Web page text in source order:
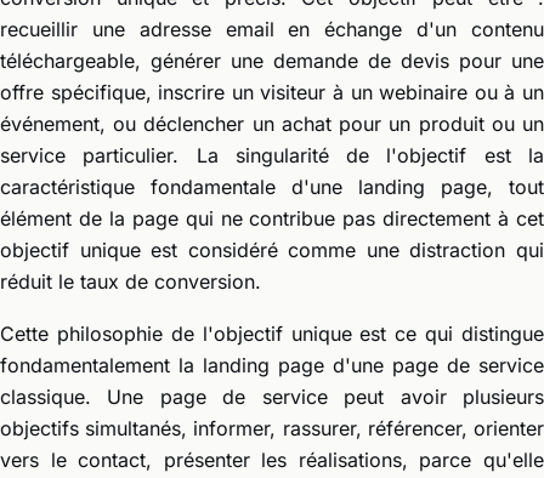
recueillir une adresse email en échange d'un contenu
téléchargeable, générer une demande de devis pour une
offre spécifique, inscrire un visiteur à un webinaire ou à un
événement, ou déclencher un achat pour un produit ou un
service particulier. La singularité de l'objectif est la
caractéristique fondamentale d'une landing page, tout
élément de la page qui ne contribue pas directement à cet
objectif unique est considéré comme une distraction qui
réduit le taux de conversion.
Cette philosophie de l'objectif unique est ce qui distingue
fondamentalement la landing page d'une page de service
classique. Une page de service peut avoir plusieurs
objectifs simultanés, informer, rassurer, référencer, orienter
vers le contact, présenter les réalisations, parce qu'elle